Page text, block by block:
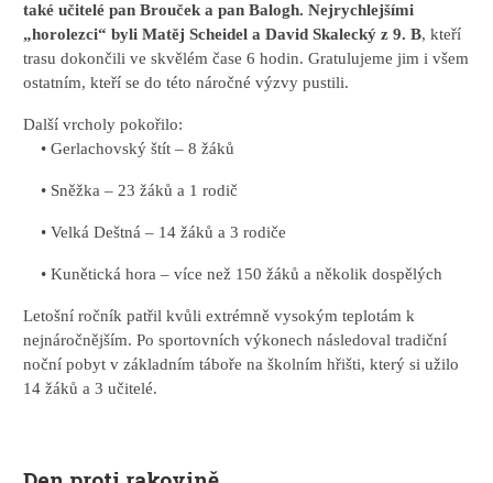
také učitelé pan Brouček a pan Balogh. Nejrychlejšími
„horolezci“ byli Matěj Scheidel a David Skalecký z 9. B, kteří
trasu dokončili ve skvělém čase 6 hodin. Gratulujeme jim i všem
ostatním, kteří se do této náročné výzvy pustili.
Další vrcholy pokořilo:
• Gerlachovský štít – 8 žáků
• Sněžka – 23 žáků a 1 rodič
• Velká Deštná – 14 žáků a 3 rodiče
• Kunětická hora – více než 150 žáků a několik dospělých
Letošní ročník patřil kvůli extrémně vysokým teplotám k
nejnáročnějším. Po sportovních výkonech následoval tradiční
noční pobyt v základním táboře na školním hřišti, který si užilo
14 žáků a 3 učitelé.